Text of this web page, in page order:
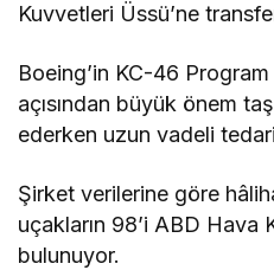
Kuvvetleri Üssü’ne
Boeing’in KC-46
açısından büyük önem
ederken uzun vadeli
Şirket verilerine göre
uçakların 98’i ABD Hava
bulunuyor.